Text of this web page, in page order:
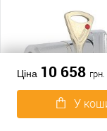
Ціна 10 658 грн.
У